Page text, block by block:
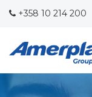
+358 10 214 200